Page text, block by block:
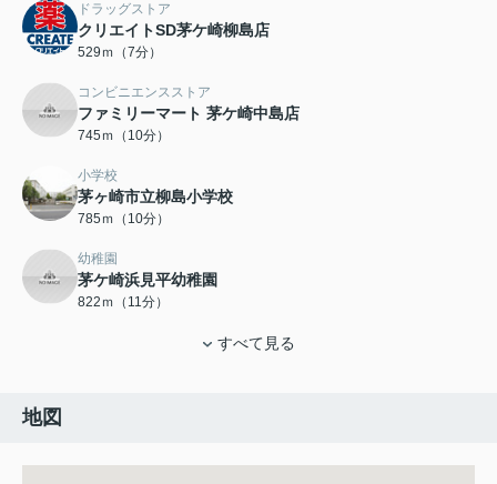
ドラッグストア
クリエイトSD茅ケ崎柳島店
529ｍ（7分）
コンビニエンスストア
ファミリーマート 茅ケ崎中島店
745ｍ（10分）
小学校
茅ヶ崎市立柳島小学校
785ｍ（10分）
幼稚園
茅ケ崎浜見平幼稚園
822ｍ（11分）
すべて見る
地図